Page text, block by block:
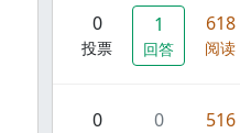
0
投票
1
回答
618
阅读
0 0 516